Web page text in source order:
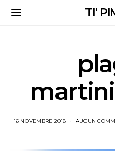
TI'
16 NOVEMBRE 2018 AUCUN